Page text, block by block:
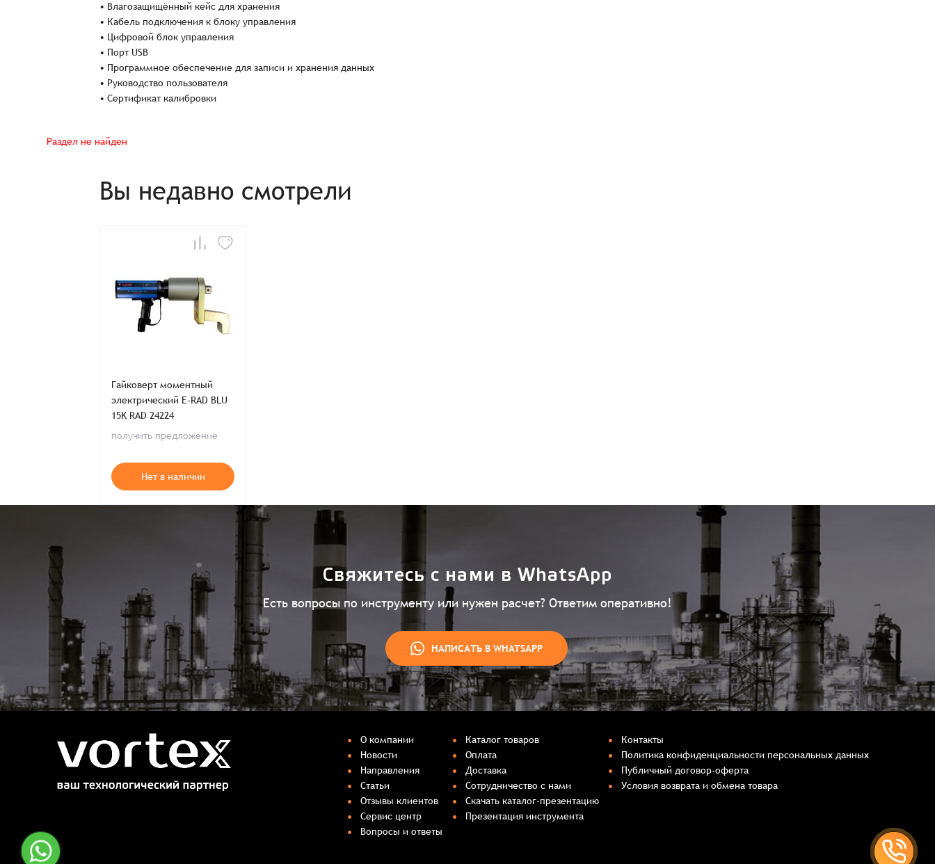
• Влагозащищённый кейс для хранения
• Кабель подключения к блоку управления
• Цифровой блок управления
• Порт USB
• Программное обеспечение для записи и хранения данных
• Руководство пользователя
• Сертификат калибровки
Раздел не найден
Вы недавно смотрели
Гайковерт моментный
электрический E-RAD BLU
15K RAD 24224
получить предложение
Нет в наличии
Свяжитесь с нами в WhatsApp
Есть вопросы по инструменту или нужен расчет? Ответим оперативно!
НАПИСАТЬ В WHATSAPP
О компании
Новости
Направления
Статьи
Отзывы клиентов
Сервис центр
Вопросы и ответы
Каталог товаров
Оплата
Доставка
Сотрудничество с нами
Скачать каталог-презентацию
Презентация инструмента
Контакты
Политика конфиденциальности персональных данных
Публичный договор-оферта
Условия возврата и обмена товара